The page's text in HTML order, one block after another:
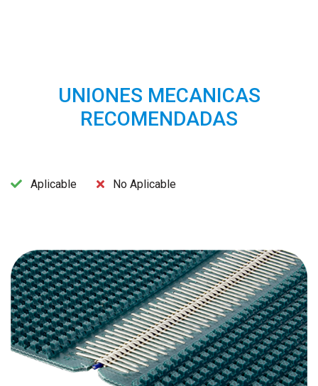
UNIONES MECANICAS
RECOMENDADAS
Aplicable No Aplicable